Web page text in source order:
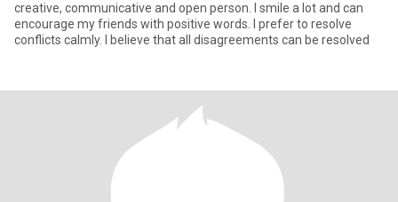
creative, communicative and open person. I smile a lot and can
encourage my friends with positive words. I prefer to resolve
conflicts calmly. I believe that all disagreements can be resolved